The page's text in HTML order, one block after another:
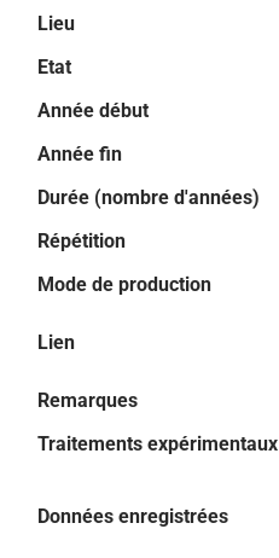
Lieu
Etat
Année début
Année fin
Durée (nombre d'années)
Répétition
Mode de production
Lien
Remarques
Traitements expérimentaux
Données enregistrées